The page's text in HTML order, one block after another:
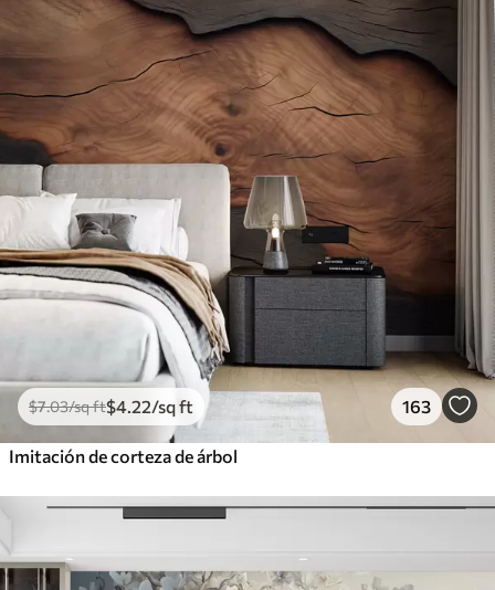
$7.03/sq ft$4 .22/sq ft 163
Imitación de corteza de árbol